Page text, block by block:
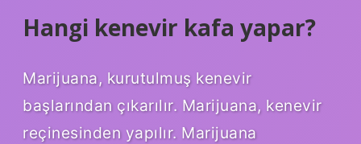
Hangi kenevir kafa yapar?
Marijuana, kurutulmuş kenevir
başlarından çıkarılır. Marijuana, kenevir
reçinesinden yapılır. Marijuana